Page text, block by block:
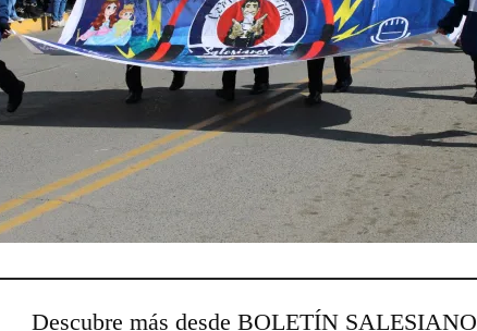
Descubre más desde BOLETÍN SALESIANO